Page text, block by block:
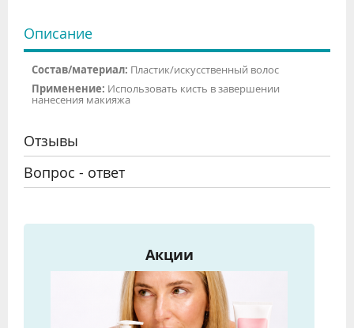
Описание
Состав/материал: Пластик/искусственный волос
Применение: Использовать кисть в завершении
нанесения макияжа
Отзывы
Вопрос - ответ
Акции